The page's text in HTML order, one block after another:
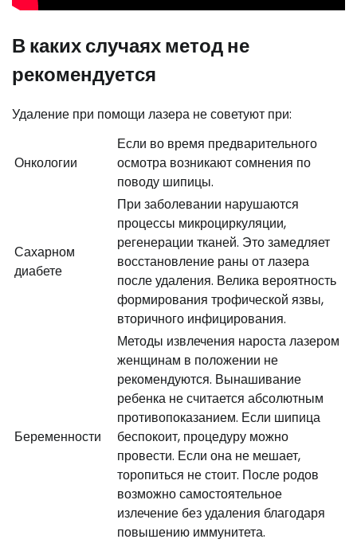
В каких случаях метод не
рекомендуется
Удаление при помощи лазера не советуют при:
Онкологии
Если во время предварительного
осмотра возникают сомнения по
поводу шипицы.
Сахарном
диабете
При заболевании нарушаются
процессы микроциркуляции,
регенерации тканей. Это замедляет
восстановление раны от лазера
после удаления. Велика вероятность
формирования трофической язвы,
вторичного инфицирования.
Беременности
Методы извлечения нароста лазером
женщинам в положении не
рекомендуются. Вынашивание
ребенка не считается абсолютным
противопоказанием. Если шипица
беспокоит, процедуру можно
провести. Если она не мешает,
торопиться не стоит. После родов
возможно самостоятельное
излечение без удаления благодаря
повышению иммунитета.